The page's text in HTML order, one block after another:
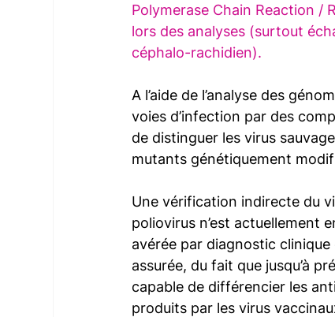
Polymerase Chain Reaction /
lors des analyses (surtout
céphalo-rachidien).
A l’aide de l’analyse des
voies d’infection par des
de distinguer les virus
mutants génétiquement
Une vérification indirecte du
poliovirus n’est actuellement
avérée par diagnostic
assurée, du fait que jusqu’à
capable de différencier les
produits par les virus